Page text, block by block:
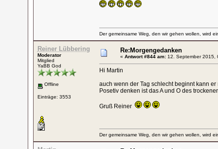
Der gemeinsame Weg, den wir gehen wollen, wird
Reiner Lübbering
Moderator
Mitglied
YaBB God
Offline
Einträge: 3553
Re:Morgengedanken
« Antwort #844 am:12. September 2015,
Hi Martin
auch wenn der Tag schlecht beginnt kann
Posetiv denken ist das A und O des
Gruß Reiner
Der gemeinsame Weg, den wir gehen wollen, wird